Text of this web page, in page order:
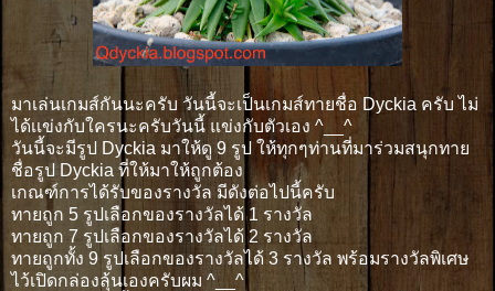
มาเล่นเกมส์กันนะครับ วันนี้จะเป็นเกมส์ทายชื่อ Dyckia ครับ ไม่
ได้เเข่งกับใครนะครับวันนี้ แข่งกับตัวเอง ^__^
วันนี้จะมีรูป Dyckia มาให้ดู 9 รูป ให้ทุกๆท่านที่มาร่วมสนุกทาย
ชื่อรูป Dyckia ที่ให้มาให้ถูกต้อง
เกณฑ์การได้รับของรางวัล มีดังต่อไปนี้ครับ
ทายถูก 5 รูปเลือกของรางวัลได้ 1 รางวัล
ทายถูก 7 รูปเลือกของรางวัลได้ 2 รางวัล
ทายถูกทั้ง 9 รูปเลือกของรางวัลได้ 3 รางวัล พร้อมรางวัลพิเศษ
ไว้เปิดกล่องลุ้นเองครับผม ^__^